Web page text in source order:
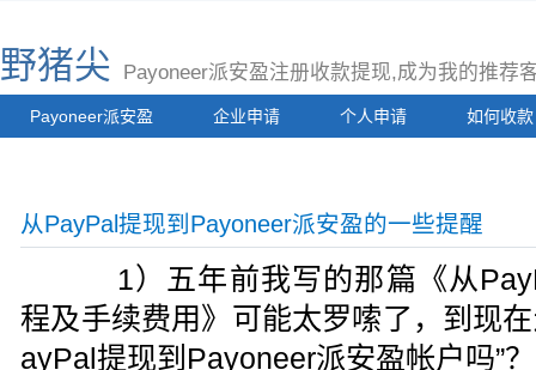
野猪尖 Payoneer派安盈注册收款提现,成为我的推荐
Payoneer派安盈 企业申请 个人申请 如何收款
从PayPal提现到Payoneer派安盈的一些提醒
1）五年前我写的那篇《从
程及手续费用》可能太罗嗦了，到现
ayPal提现到Payoneer派安盈帐户吗”